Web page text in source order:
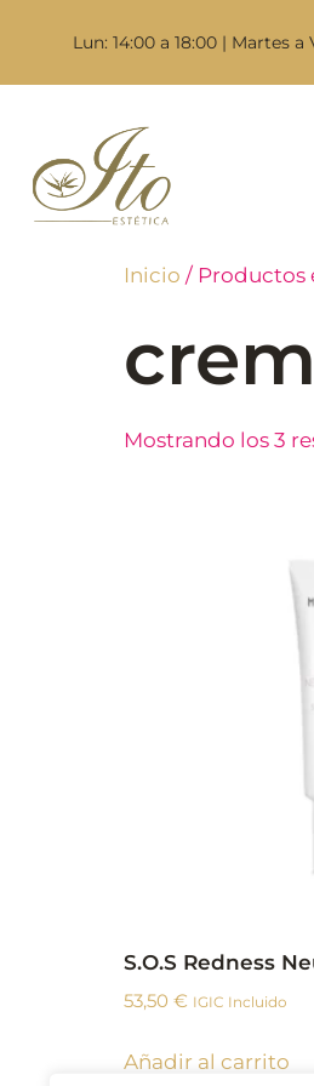
Lun: 14:00 a 18:00 | Martes a
Inicio / Productos
Mostrando los 3
S.O.S Redness
53,50 € IGIC Incluido
Añadir al carrito